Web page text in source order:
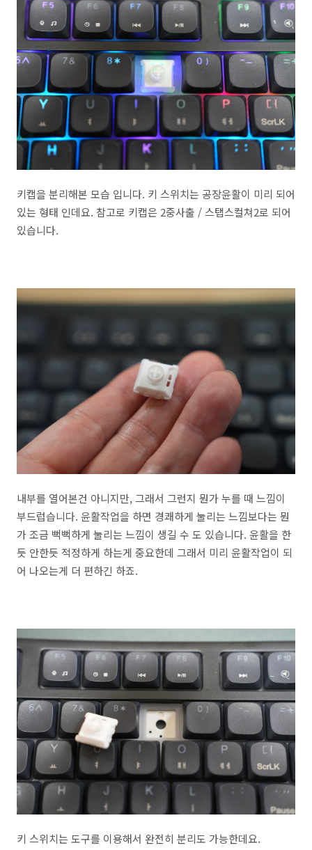
키캡을 분리해본 모습 입니다. 키 스위치는 공장윤활이 미리 되어
있는 형태 인데요. 참고로 키캡은 2중사출 / 스탭스컬쳐2로 되어
있습니다.
내부를 열어본건 아니지만, 그래서 그런지 뭔가 누를 때 느낌이
부드럽습니다. 윤활작업을 하면 경쾌하게 눌리는 느낌보다는 뭔
가 조금 뻑뻑하게 눌리는 느낌이 생길 수 도 있습니다. 윤활을 한
듯 안한듯 적정하게 하는게 중요한데 그래서 미리 윤활작업이 되
어 나오는게 더 편하긴 하죠.
키 스위치는 도구를 이용해서 완전히 분리도 가능한데요.